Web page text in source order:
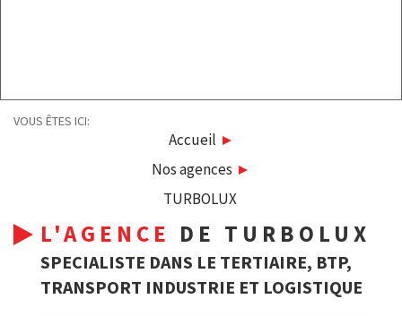
VOUS ÊTES ICI:
Accueil
Nos agences
TURBOLUX
L'AGENCE DE TURBOLUX
SPECIALISTE DANS LE TERTIAIRE, BTP,
TRANSPORT INDUSTRIE ET LOGISTIQUE